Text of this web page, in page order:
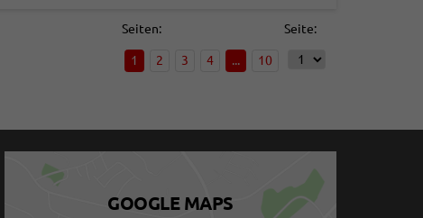
Seite:
Seiten:
1 2 3 4 ... 10
GOOGLE MAPS